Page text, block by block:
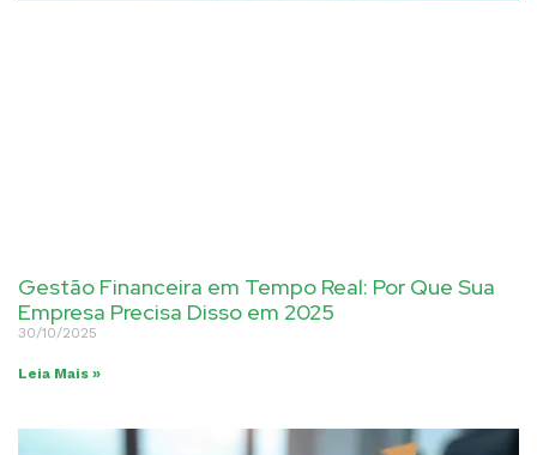
Gestão Financeira em Tempo Real: Por Que Sua
Empresa Precisa Disso em 2025
30/10/2025
Leia Mais »